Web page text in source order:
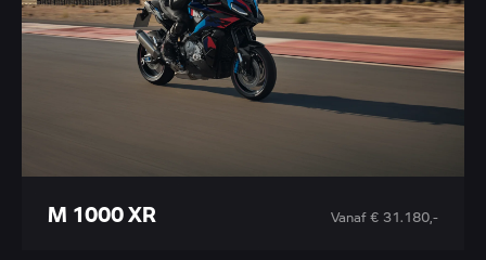
M 1000 XR Vanaf € 31.180,-